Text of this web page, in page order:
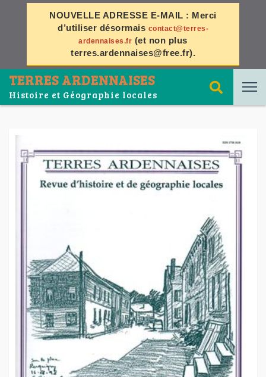
NOUVELLE ADRESSE E-MAIL : Merci
d’utiliser désormais contact@terres-
ardennaises.fr (et non plus
terres.ardennaises@free.fr).
TERRES ARDENNAISES
Histoire et Géographie locales